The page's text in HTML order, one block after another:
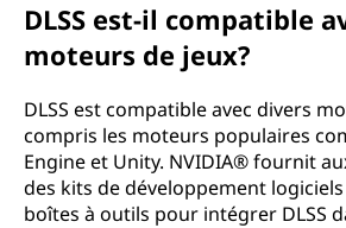
DLSS est-il compatible
moteurs de jeux?
DLSS est compatible avec divers
compris les moteurs populaires
Engine et Unity. NVIDIA® fournit
des kits de développement logiciels
boîtes à outils pour intégrer DLSS